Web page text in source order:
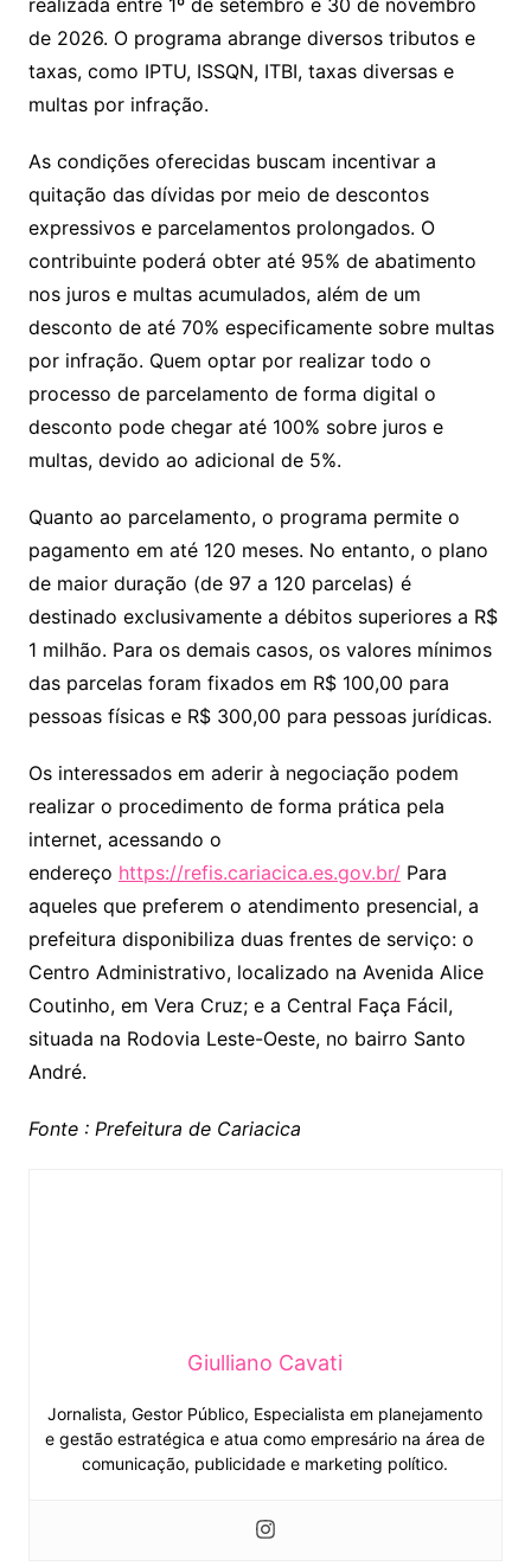
realizada entre 1º de setembro e 30 de novembro
de 2026. O programa abrange diversos tributos e
taxas, como IPTU, ISSQN, ITBI, taxas diversas e
multas por infração.
As condições oferecidas buscam incentivar a
quitação das dívidas por meio de descontos
expressivos e parcelamentos prolongados. O
contribuinte poderá obter até 95% de abatimento
nos juros e multas acumulados, além de um
desconto de até 70% especificamente sobre multas
por infração. Quem optar por realizar todo o
processo de parcelamento de forma digital o
desconto pode chegar até 100% sobre juros e
multas, devido ao adicional de 5%.
Quanto ao parcelamento, o programa permite o
pagamento em até 120 meses. No entanto, o plano
de maior duração (de 97 a 120 parcelas) é
destinado exclusivamente a débitos superiores a R$
1 milhão. Para os demais casos, os valores mínimos
das parcelas foram fixados em R$ 100,00 para
pessoas físicas e R$ 300,00 para pessoas jurídicas.
Os interessados em aderir à negociação podem
realizar o procedimento de forma prática pela
internet, acessando o
endereço https://refis.cariacica.es.gov.br/Para
aqueles que preferem o atendimento presencial, a
prefeitura disponibiliza duas frentes de serviço: o
Centro Administrativo, localizado na Avenida Alice
Coutinho, em Vera Cruz; e a Central Faça Fácil,
situada na Rodovia Leste-Oeste, no bairro Santo
André.
Fonte : Prefeitura de Cariacica
Giulliano Cavati
Jornalista, Gestor Público, Especialista em planejamento
e gestão estratégica e atua como empresário na área de
comunicação, publicidade e marketing político.